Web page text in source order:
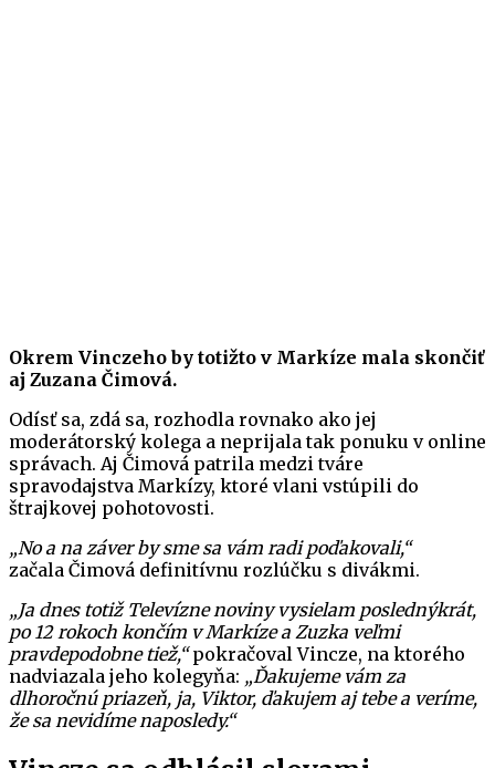
Okrem Vinczeho by totižto v Markíze mala skončiť
aj Zuzana Čimová.
Odísť sa, zdá sa, rozhodla rovnako ako jej
moderátorský kolega a neprijala tak ponuku v online
správach. Aj Čimová patrila medzi tváre
spravodajstva Markízy, ktoré vlani vstúpili do
štrajkovej pohotovosti.
„No a na záver by sme sa vám radi poďakovali,“
začala Čimová definitívnu rozlúčku s divákmi.
„Ja dnes totiž Televízne noviny vysielam poslednýkrát,
po 12 rokoch končím v Markíze a Zuzka veľmi
pravdepodobne tiež,“pokračoval Vincze, na ktorého
nadviazala jeho kolegyňa: „Ďakujeme vám za
dlhoročnú priazeň, ja, Viktor, ďakujem aj tebe a veríme,
že sa nevidíme naposledy.“